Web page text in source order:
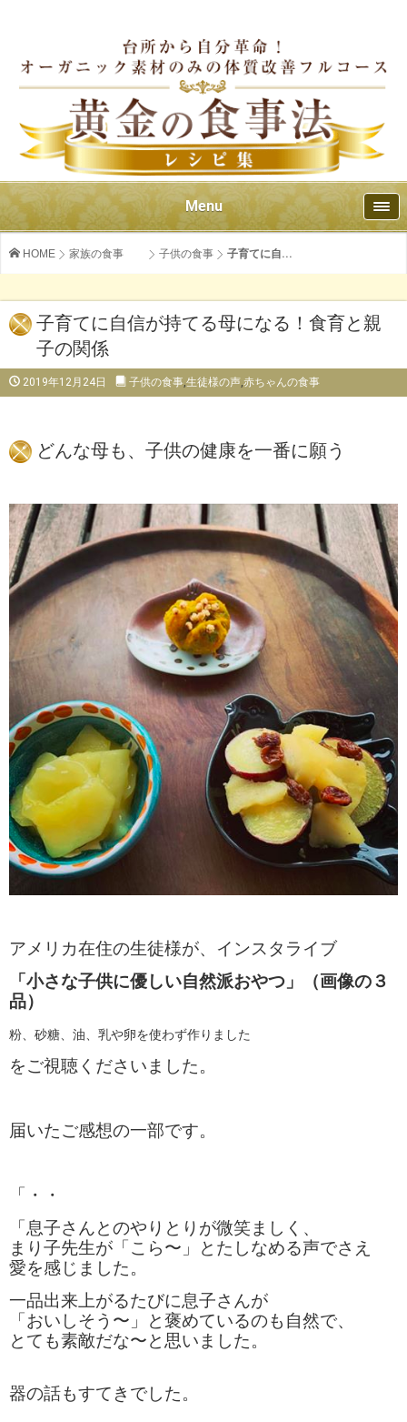
Menu
HOME 家族の食事 子供の食事 子育てに自...
子育てに自信が持てる母になる！食育と親
子の関係
2019年12月24日 子供の食事 生徒様の声 赤ちゃんの食事
どんな母も、子供の健康を一番に願う
アメリカ在住の生徒様が、インスタライブ
「小さな子供に優しい自然派おやつ」（画像の３
品）
粉、砂糖、油、乳や卵を使わず作りました
をご視聴くださいました。
届いたご感想の一部です。
「・・
「息子さんとのやりとりが微笑ましく、
まり子先生が「こら〜」
とたしなめる声でさえ
愛を感じました。
一品出来上がるたびに息子さんが
「おいしそう〜」
と褒めているのも自然で、
とても素敵だな〜と思いました。
器の話もすてきでした。